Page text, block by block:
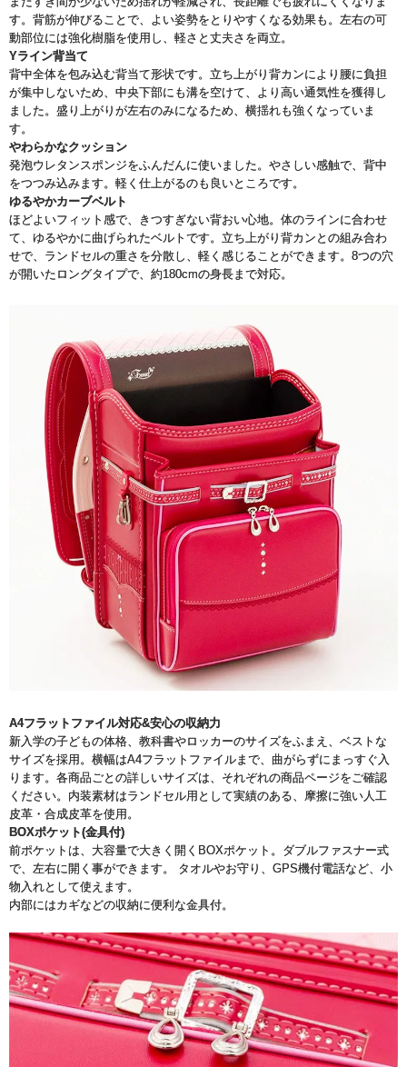
す。背筋が伸びることで、よい姿勢をとりやすくなる効果も。左右の可
動部位には強化樹脂を使用し、軽さと丈夫さを両立。
Yライン背当て
背中全体を包み込む背当て形状です。立ち上がり背カンにより腰に負担
が集中しないため、中央下部にも溝を空けて、より高い通気性を獲得し
ました。盛り上がりが左右のみになるため、横揺れも強くなっていま
す。
やわらかなクッション
発泡ウレタンスポンジをふんだんに使いました。やさしい感触で、背中
をつつみ込みます。軽く仕上がるのも良いところです。
ゆるやかカーブベルト
ほどよいフィット感で、きつすぎない背おい心地。体のラインに合わせ
て、ゆるやかに曲げられたベルトです。立ち上がり背カンとの組み合わ
せで、ランドセルの重さを分散し、軽く感じることができます。8つの穴
が開いたロングタイプで、約180cmの身長まで対応。
A4フラットファイル対応&安心の収納力
新入学の子どもの体格、教科書やロッカーのサイズをふまえ、ベストな
サイズを採用。横幅はA4フラットファイルまで、曲がらずにまっすぐ入
ります。各商品ごとの詳しいサイズは、それぞれの商品ページをご確認
ください。内装素材はランドセル用として実績のある、摩擦に強い人工
皮革・合成皮革を使用。
BOXポケット(金具付)
前ポケットは、大容量で大きく開くBOXポケット。ダブルファスナー式
で、左右に開く事ができます。 タオルやお守り、GPS機付電話など、小
物入れとして使えます。
内部にはカギなどの収納に便利な金具付。